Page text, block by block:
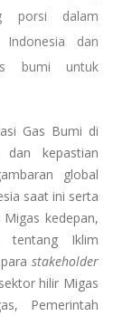
porsi dalam
dan
bumi untuk
Gas Bumi di
dan kepastian
global
saat ini serta
kedepan,
tentang Iklim
parastakeholder
hilir Migas
Pemerintah